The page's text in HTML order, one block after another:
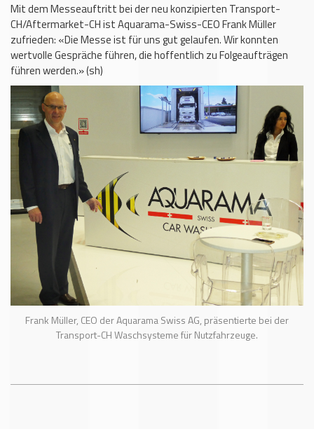
Mit dem Messeauftritt bei der neu konzipierten Transport-
CH/Aftermarket-CH ist Aquarama-Swiss-CEO Frank Müller
zufrieden: «Die Messe ist für uns gut gelaufen. Wir konnten
wertvolle Gespräche führen, die hoffentlich zu Folgeaufträgen
führen werden.» (sh)
Frank Müller, CEO der Aquarama Swiss AG, präsentierte bei der
Transport-CH Waschsysteme für Nutzfahrzeuge.